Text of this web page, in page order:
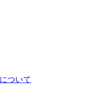
ついて